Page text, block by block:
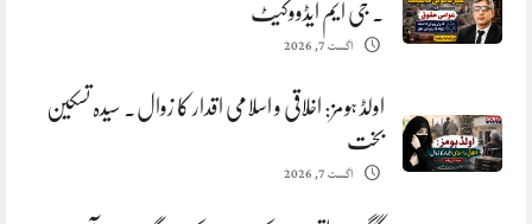
. جی ایم ایڈووکیٹ
اگست 7, 2026
اولڈ ہومز: اخلاقی و اسلامی اقدار کا زوال. سیدہ تسکین
بخت
اگست 7, 2026